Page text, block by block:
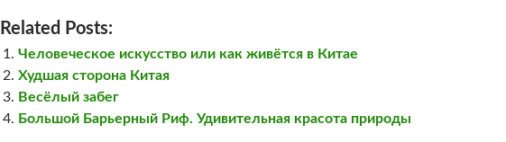
Related Posts:
Человеческое искусство или как живётся в Китае
Худшая сторона Китая
Весёлый забег
Большой Барьерный Риф. Удивительная красота природы